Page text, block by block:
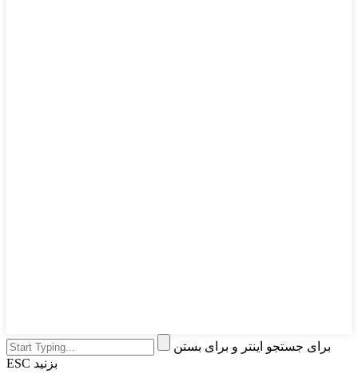
برای جستجو اینتر و برای بستن
ESC بزنید